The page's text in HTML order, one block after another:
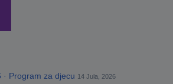
Program za djecu 14 Jula, 2026